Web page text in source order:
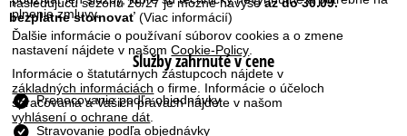
plnenie zmluvy.
Ďalšie informácie o používaní súborov cookies a o zmene
nastavení nájdete v našomCookie-Policy.
Informácie o štatutárnych zástupcoch nájdete v
základných informáciách o firme. Informácie o účeloch
spracovania a Vašich právach nájdete v našom
vyhlásení o ochrane dát.
t
á
bezplatne stornovať (Viac informácií)
Služby zahrnuté v cene
Prenocovanie podľa objednávky
Stravovanie podľa objednávky